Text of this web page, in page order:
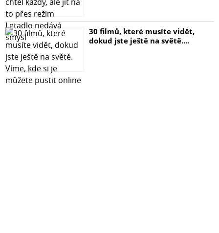
30 filmů, které musíte vidět,
dokud jste ještě na světě....